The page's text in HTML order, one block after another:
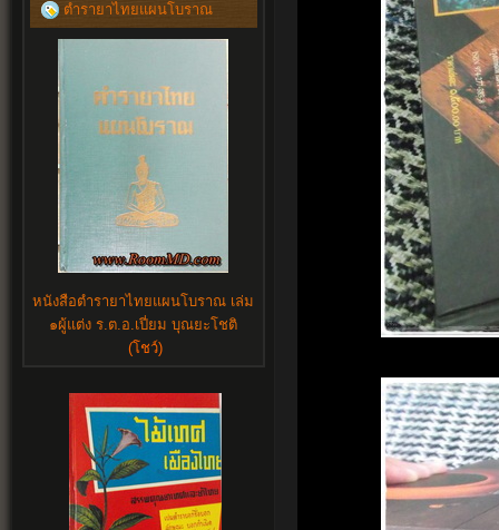
ตำรายาไทยแผนโบราณ
หนังสือตำรายาไทยแผนโบราณ เล่ม
๑ผู้แต่ง ร.ต.อ.เปี่ยม บุณยะโชติ
(โชว์)